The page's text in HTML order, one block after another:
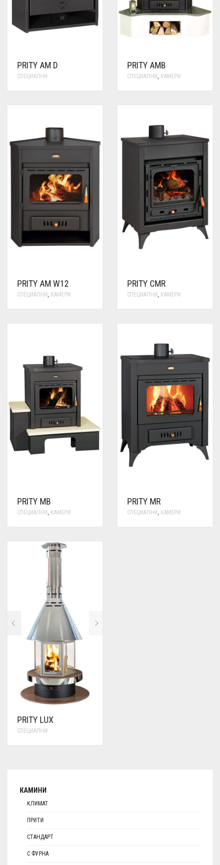
МОНТАЖНИЦИ ВОИ
Ελληνικά English
PRITY AM D
СПЕЦИАЛНИ
PRITY AMB
СПЕЦИАЛНИ, КАМЕРИ
PRITY AM W12
СПЕЦИАЛНИ КАМЕРИ
PRITY CMR
СПЕЦИАЛНИ КАМЕРИ
PRITY MB
СПЕЦИАЛНИ, КАМЕРИ
PRITY MR
СПЕЦИАЛНИ, КАМЕРИ
PRITY LUX
СПЕЦИАЛНИ
КАМИНИ
КЛИМАТ
ПРИТИ
СТАНДАРТ
С ФУРНА